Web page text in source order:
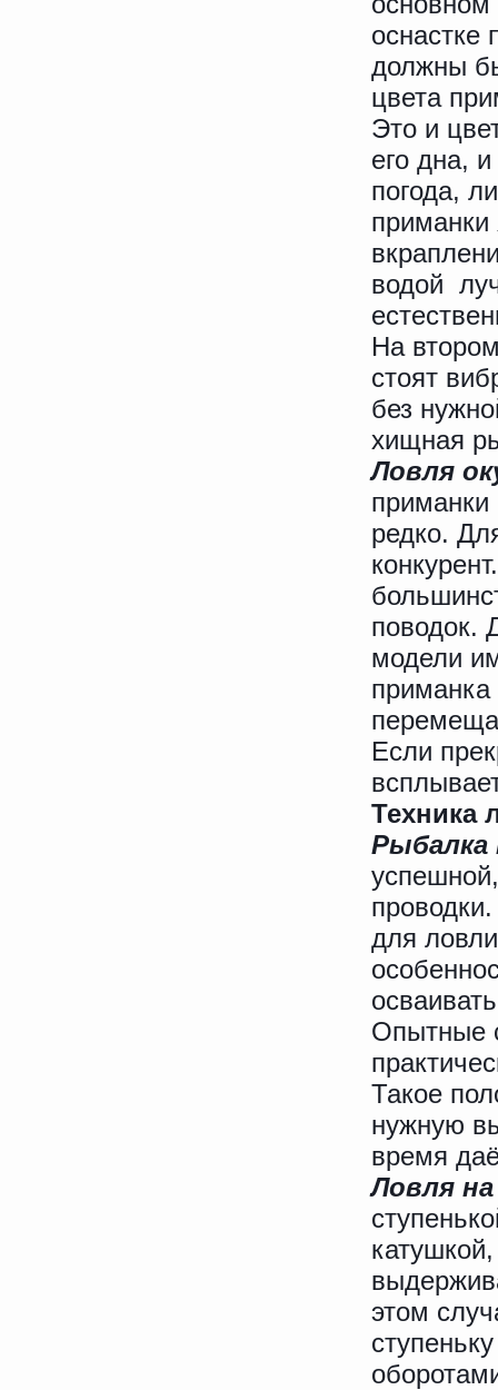
оснастке
должны
цвета
Это и
его дна,
погода,
приманки
водой
На
стоят
без
хищная
Ловля
приманки
редко.
поводок.
модели
приманка
Если
Техника
Рыбалка
для
Опытные
Такое
нужную
время
Ловля
этом